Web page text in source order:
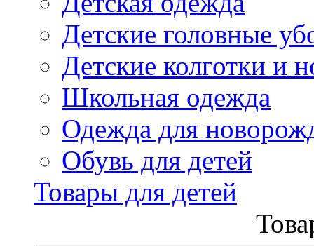
Детские головные
Детские колготки и
Школьная одежда
Одежда для
Обувь для детей
Товары для детей